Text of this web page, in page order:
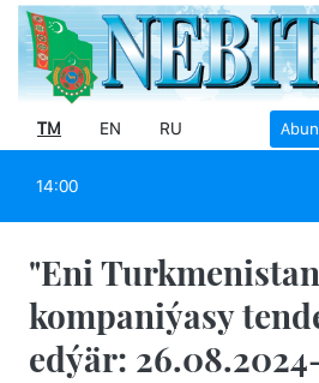
TM EN RU
14:00
"Eni
kompaniýasy
edýär: